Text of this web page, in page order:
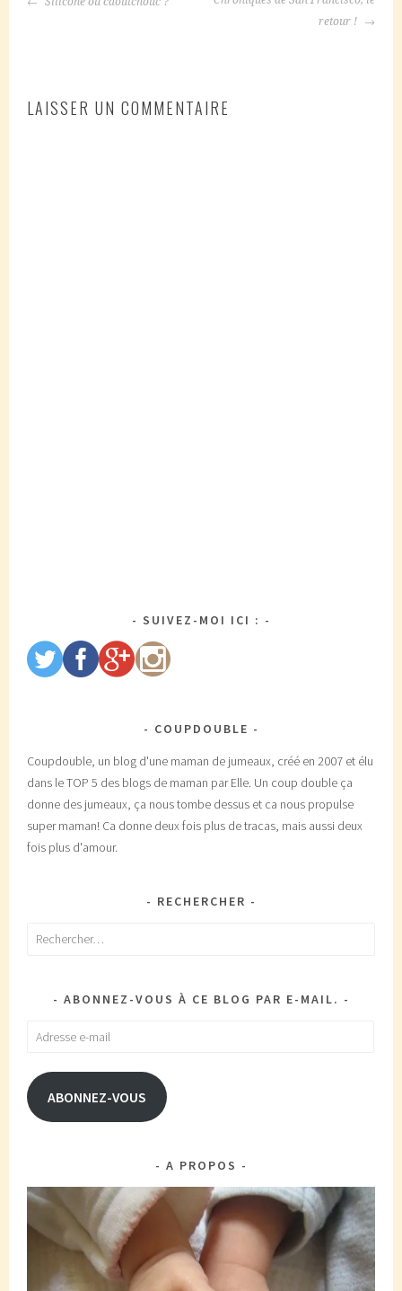
retour !
LAISSER UN COMMENTAIRE
SUIVEZ-MOI ICI :
COUPDOUBLE
Coupdouble, un blog d'une maman de jumeaux, créé en 2007 et élu
dans le TOP 5 des blogs de maman par Elle. Un coup double ça
donne des jumeaux, ça nous tombe dessus et ca nous propulse
super maman! Ca donne deux fois plus de tracas, mais aussi deux
fois plus d'amour.
RECHERCHER
Rechercher :
ABONNEZ-VOUS À CE BLOG PAR E-MAIL.
Adresse
mail
ABONNEZ-VOUS
A PROPOS